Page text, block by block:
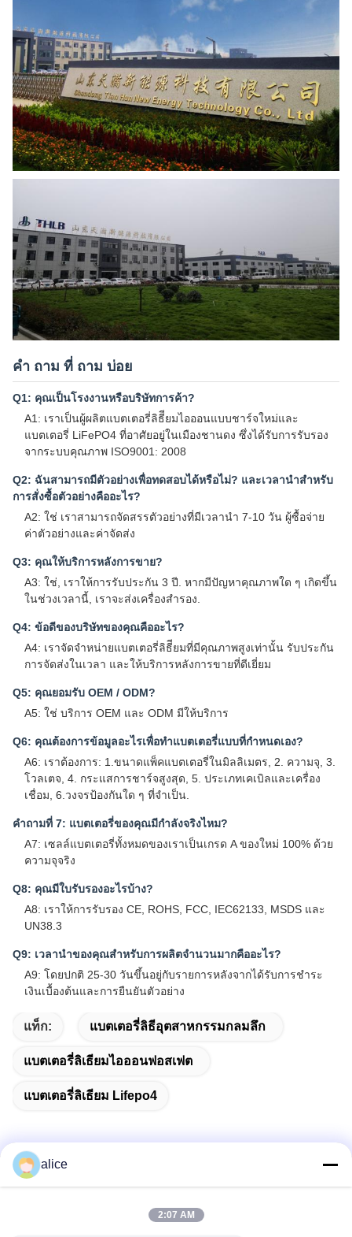
คํา ถาม ที่ ถาม บ่อย
Q1: คุณเป็นโรงงานหรือบริษัทการค้า?
A1: เราเป็นผู้ผลิตแบตเตอรี่ลิธีียมไอออนแบบชาร์จใหม่และ
แบตเตอรี่ LiFePO4 ที่อาศัยอยู่ในเมืองชานดง ซึ่งได้รับการรับรอง
จากระบบคุณภาพ ISO9001: 2008
Q2: ฉันสามารถมีตัวอย่างเพื่อทดสอบได้หรือไม่? และเวลานําสําหรับ
การสั่งซื้อตัวอย่างคืออะไร?
A2: ใช่ เราสามารถจัดสรรตัวอย่างที่มีเวลานํา 7-10 วัน ผู้ซื้อจ่าย
ค่าตัวอย่างและค่าจัดส่ง
Q3: คุณให้บริการหลังการขาย?
A3: ใช่, เราให้การรับประกัน 3 ปี. หากมีปัญหาคุณภาพใด ๆ เกิดขึ้น
ในช่วงเวลานี้, เราจะส่งเครื่องสํารอง.
Q4: ข้อดีของบริษัทของคุณคืออะไร?
A4: เราจัดจําหน่ายแบตเตอรี่ลิธีียมที่มีคุณภาพสูงเท่านั้น รับประกัน
การจัดส่งในเวลา และให้บริการหลังการขายที่ดีเยี่ยม
Q5: คุณยอมรับ OEM / ODM?
A5: ใช่ บริการ OEM และ ODM มีให้บริการ
Q6: คุณต้องการข้อมูลอะไรเพื่อทําแบตเตอรี่แบบที่กําหนดเอง?
A6: เราต้องการ: 1.ขนาดแพ็คแบตเตอรี่ในมิลลิเมตร, 2. ความจุ, 3.
โวลเตจ, 4. กระแสการชาร์จสูงสุด, 5. ประเภทเคเบิลและเครื่อง
เชื่อม, 6.วงจรป้องกันใด ๆ ที่จําเป็น.
คําถามที่ 7: แบตเตอรี่ของคุณมีกําลังจริงไหม?
A7: เซลล์แบตเตอรี่ทั้งหมดของเราเป็นเกรด A ของใหม่ 100% ด้วย
ความจุจริง
Q8: คุณมีใบรับรองอะไรบ้าง?
A8: เราให้การรับรอง CE, ROHS, FCC, IEC62133, MSDS และ
UN38.3
Q9: เวลานําของคุณสําหรับการผลิตจํานวนมากคืออะไร?
A9: โดยปกติ 25-30 วันขึ้นอยู่กับรายการหลังจากได้รับการชําระ
เงินเบื้องต้นและการยืนยันตัวอย่าง
แท็ก: แบตเตอรี่ลิธีอุตสาหกรรมกลมลึก
แบตเตอรี่ลิเธียมไอออนฟอสเฟต
แบตเตอรี่ลิเธียม Lifepo4
alice
2:07 AM